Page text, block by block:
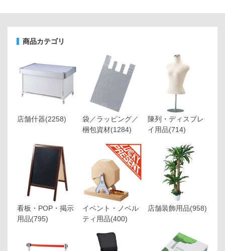
商品カテゴリ
店舗什器(2258)
袋／ラッピング／
梱包資材(1284)
陳列・ディスプレ
イ用品(714)
看板・POP・掲示
用品(795)
イベント・ノベル
ティ用品(400)
店舗装飾用品(958)